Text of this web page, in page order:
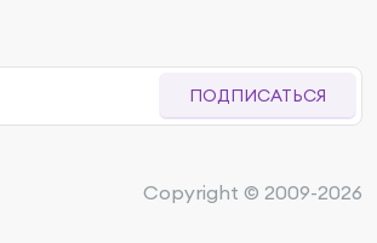
ПОДПИСАТЬСЯ
Copyright © 2009-2026